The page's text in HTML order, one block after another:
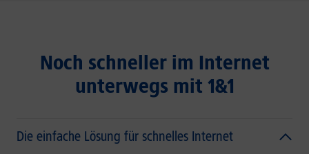
Noch schneller im Internet
unterwegs mit 1&1
Die einfache Lösung für schnelles Internet